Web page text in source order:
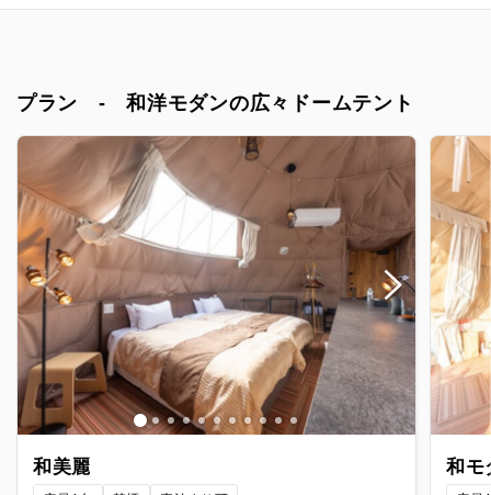
プラン - 和洋モダンの広々ドームテント
和美麗 和モ